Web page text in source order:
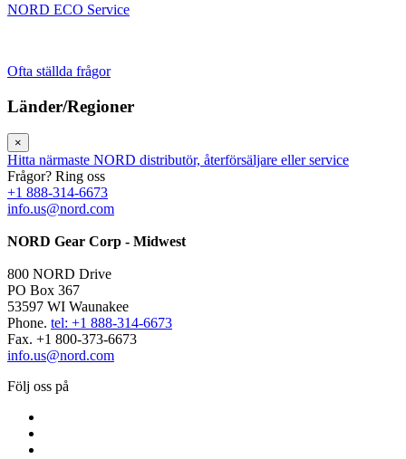
NORD ECO Service
Ofta ställda frågor
Länder/Regioner
×
Hitta närmaste NORD distributör, återförsäljare eller service
Frågor? Ring oss
+1 888-314-6673
info.us@nord.com
NORD Gear Corp - Midwest
800 NORD Drive
PO Box 367
53597 WI Waunakee
Phone. tel: +1 888-314-6673
Fax. +1 800-373-6673
info.us@nord.com
Följ oss på